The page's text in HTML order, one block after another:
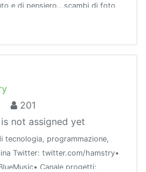
e di pensiero...scambi di foto
201
not assigned yet
tecnologia, programmazione,
Twitter: twitter.com/hamstry•
Canale progetti: